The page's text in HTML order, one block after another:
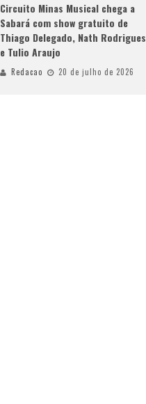
Circuito Minas Musical chega a
Sabará com show gratuito de
Thiago Delegado, Nath Rodrigues
e Tulio Araujo
Redacao 20 de julho de 2026